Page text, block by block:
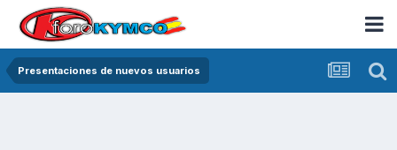
Presentaciones de nuevos usuarios